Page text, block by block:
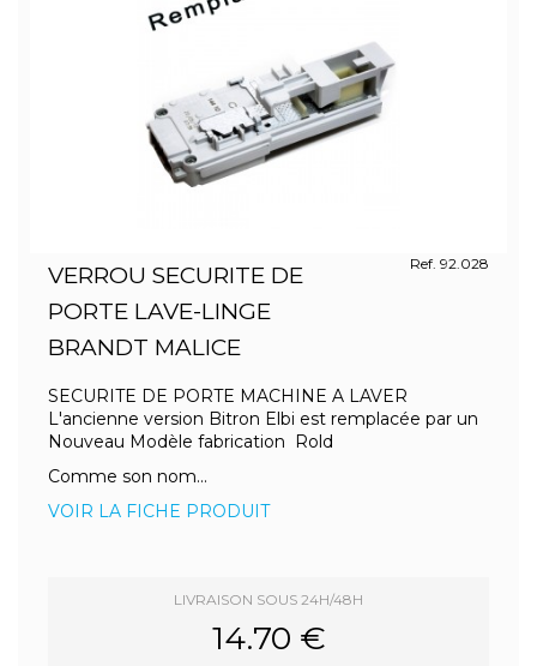
VERROU SECURITE DE
PORTE LAVE-LINGE
BRANDT MALICE
Ref. 92.028
SECURITE DE PORTE MACHINE A LAVER
L'ancienne version Bitron Elbi est remplacée par un
Nouveau Modèle fabrication Rold
Comme son nom...
VOIR LA FICHE PRODUIT
LIVRAISON SOUS 24H/48H
14.70 €